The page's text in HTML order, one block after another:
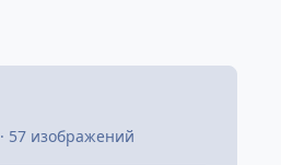
· 57 изображений